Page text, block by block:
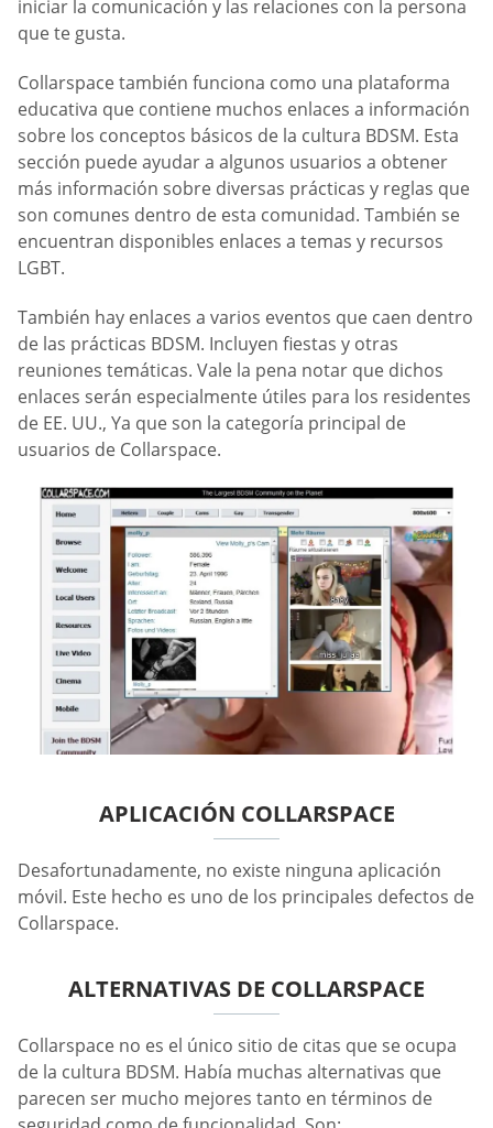
iniciar la comunicación y las relaciones con la persona
que te gusta.
Collarspace también funciona como una plataforma
educativa que contiene muchos enlaces a información
sobre los conceptos básicos de la cultura BDSM. Esta
sección puede ayudar a algunos usuarios a obtener
más información sobre diversas prácticas y reglas que
son comunes dentro de esta comunidad. También se
encuentran disponibles enlaces a temas y recursos
LGBT.
También hay enlaces a varios eventos que caen dentro
de las prácticas BDSM. Incluyen fiestas y otras
reuniones temáticas. Vale la pena notar que dichos
enlaces serán especialmente útiles para los residentes
de EE. UU., Ya que son la categoría principal de
usuarios de Collarspace.
APLICACIÓN COLLARSPACE
Desafortunadamente, no existe ninguna aplicación
móvil. Este hecho es uno de los principales defectos de
Collarspace.
ALTERNATIVAS DE COLLARSPACE
Collarspace no es el único sitio de citas que se ocupa
de la cultura BDSM. Había muchas alternativas que
parecen ser mucho mejores tanto en términos de